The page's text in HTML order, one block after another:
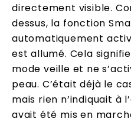
directement visible.
dessus, la fonction
automatiquement
est allumé. Cela
mode veille et ne
peau. C’était déjà le
mais rien n’indiquait à
avait été mis en